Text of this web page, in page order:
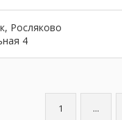
Росляково
4
1 ...